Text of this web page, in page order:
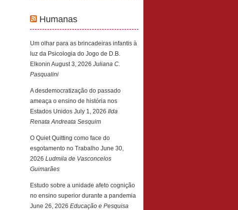
Humanas
Um olhar para as brincadeiras infantis à
luz da Psicologia do Jogo de D.B.
Elkonin August 3, 2026 Juliana C.
Pasqualini
A desdemocratização do passado
ameaça o ensino de história nos
Estados Unidos July 1, 2026 Ilda
Renata Andreata Sesquim
O Quiet Quitting como face do
esgotamento no Trabalho June 30,
2026 Ludmila de Vasconcelos
Guimarães
Estudo sobre a unidade afeto cognição
no ensino superior durante a pandemia
June 26, 2026 Educação e Pesquisa